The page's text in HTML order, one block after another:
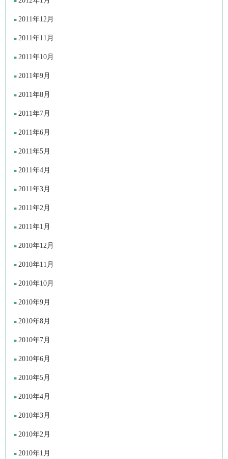
2011年12月
2011年11月
2011年10月
2011年9月
2011年8月
2011年7月
2011年6月
2011年5月
2011年4月
2011年3月
2011年2月
2011年1月
2010年12月
2010年11月
2010年10月
2010年9月
2010年8月
2010年7月
2010年6月
2010年5月
2010年4月
2010年3月
2010年2月
2010年1月